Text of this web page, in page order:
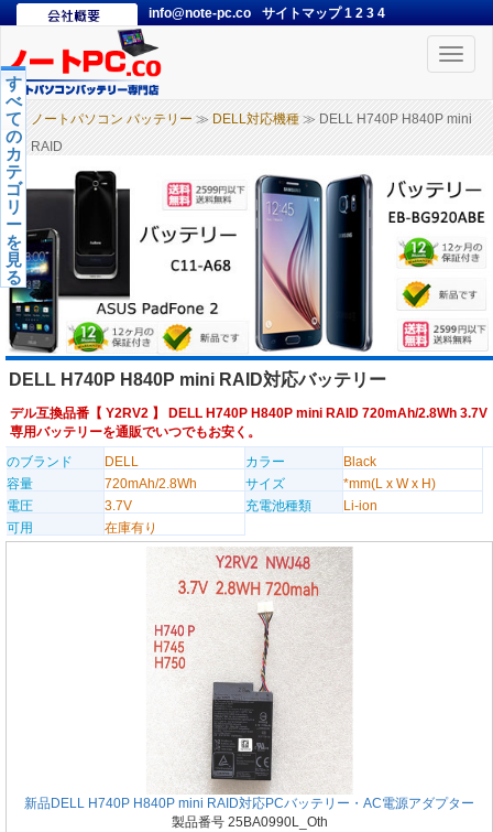
info@note-pc.co サイトマップ1 2 3 4
Toggle
ノートパソコン バッテリー ≫ DELL対応機種 ≫ DELL H740P H840P mini
RAID
す
べ
て
の
カ
テ
ゴ
リ
ー
を
見
る
DELL H740P H840P mini RAID対応バッテリー
デル互換品番【 Y2RV2 】 DELL H740P H840P mini RAID 720mAh/2.8Wh 3.7V
専用バッテリーを通販でいつでもお安く。
のブランド
DELL カラー
Black
容量
720mAh/2.8Wh サイズ
*mm(L x W x H)
電圧
3.7V 充電池種類
Li-ion
可用
在庫有り
新品DELL H740P H840P mini RAID対応PCバッテリー・AC電源アダプター
製品番号 25BA0990L_Oth